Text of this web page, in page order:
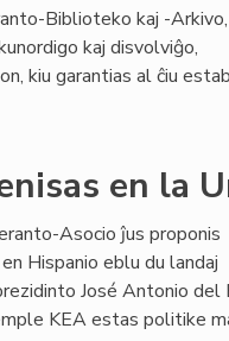
Biblioteko kaj -Arkivo,
kaj disvolviĝo,
kiu garantias al ĉiu
en la
Asocio ĵus proponis
Hispanio eblu du landaj
José Antonio
KEA estas politike